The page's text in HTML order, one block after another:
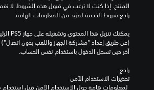
راجع شروط الخدمة لمزيد من المعلومات الهامة.
آخر حين تسجل الدخول باستخدام نفس الحساب.
راجع
تحذيرات الاستخدام الآمن